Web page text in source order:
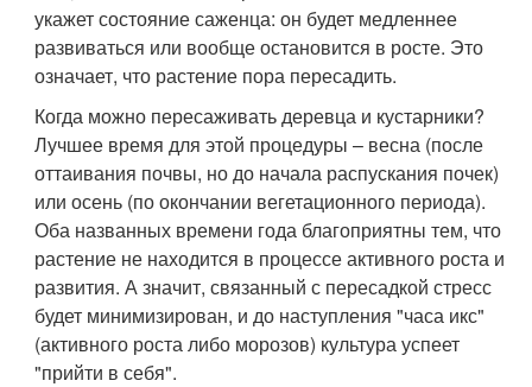
укажет состояние саженца: он будет медленнее
развиваться или вообще остановится в росте. Это
означает, что растение пора пересадить.
Когда можно пересаживать деревца и кустарники?
Лучшее время для этой процедуры – весна (после
оттаивания почвы, но до начала распускания почек)
или осень (по окончании вегетационного периода).
Оба названных времени года благоприятны тем, что
растение не находится в процессе активного роста и
развития. А значит, связанный с пересадкой стресс
будет минимизирован, и до наступления "часа икс"
(активного роста либо морозов) культура успеет
"прийти в себя".